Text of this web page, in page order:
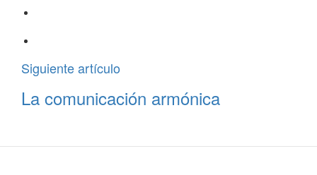
Siguiente artículo
La comunicación armónica